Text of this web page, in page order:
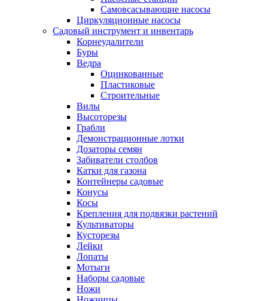
Самовсасывающие насосы
Циркуляционные насосы
Садовый инструмент и инвентарь
Корнеудалители
Буры
Ведра
Оцинкованные
Пластиковые
Строительные
Вилы
Высоторезы
Грабли
Демонстрационные лотки
Дозаторы семян
Забиватели столбов
Катки для газона
Контейнеры садовые
Конусы
Косы
Крепления для подвязки растений
Культиваторы
Кусторезы
Лейки
Лопаты
Мотыги
Наборы садовые
Ножи